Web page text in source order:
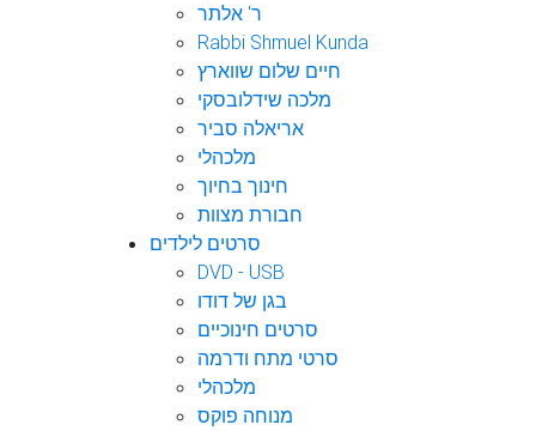
ר' אלתר
Rabbi Shmuel Kunda
חיים שלום שווארץ
מלכה שידלובסקי
אריאלה סביר
מלכהלי
חינוך בחיוך
חבורת מצוות
סרטים לילדים
DVD - USB
בגן של דודו
סרטים חינוכיים
סרטי מתח ודרמה
מלכהלי
מנוחה פוקס